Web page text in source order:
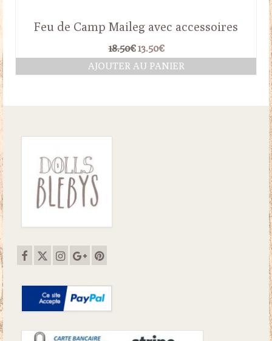
Feu de Camp Maileg avec accessoires
18.50€ Le
prix
initial
13.50€Le
prix
actuel
AJOUTER AU PANIER